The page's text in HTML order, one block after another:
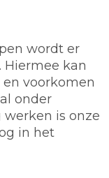
wordt er
kan
voorkomen
onder
is onze
in het